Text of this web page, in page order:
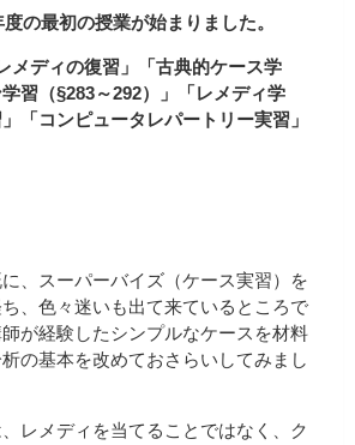
の最初の授業が始まりました。
メディの復習」「古典的ケース学
習（§283～292）」「レメディ学
「コンピュータレパートリー実習」
、スーパーバイズ（ケース実習）を
、色々迷いも出て来ているところで
が経験したシンプルなケースを材料
の基本を改めておさらいしてみまし
レメディを当てることではなく、ク